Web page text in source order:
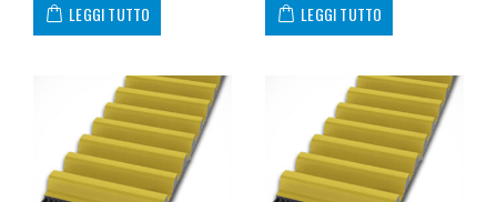
LEGGI TUTTO LEGGI TUTTO